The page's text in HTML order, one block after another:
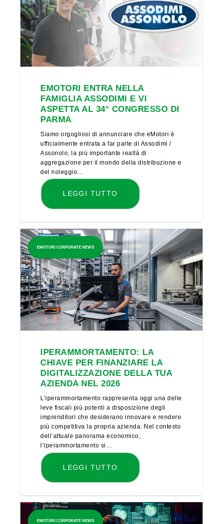
EMOTORI ENTRA NELLA
FAMIGLIA ASSODIMI E VI
ASPETTA AL 34° CONGRESSO DI
PARMA
Siamo orgogliosi di annunciare che eMotori è
ufficialmente entrata a far parte di Assodimi /
Assonolo, la più importante realtà di
aggregazione per il mondo della distribuzione e
del noleggio…
LEGGI TUTTO
EMOTORI CORPORATE NEWS
IPERAMMORTAMENTO: LA
CHIAVE PER FINANZIARE LA
DIGITALIZZAZIONE DELLA TUA
AZIENDA NEL 2026
L’iperammortamento rappresenta oggi una delle
leve fiscali più potenti a disposizione degli
imprenditori che desiderano innovare e rendere
più competitiva la propria azienda. Nel contesto
dell’attuale panorama economico,
l’iperammortamento si…
LEGGI TUTTO
EMOTORI CORPORATE NEWS